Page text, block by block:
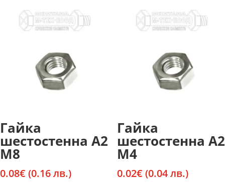
Гайка
шестостенна А2
М8
0.08€ (0.16 лв.)
Гайка
шестостенна А2
М4
0.02€ (0.04 лв.)